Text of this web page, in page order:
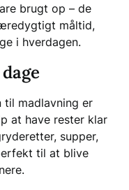
brugt op – de
måltid,
i hverdagen.
til madlavning er
at have rester klar
supper,
til at blive